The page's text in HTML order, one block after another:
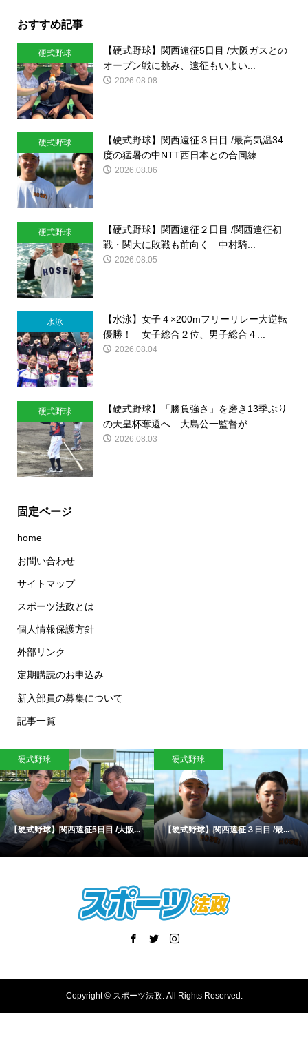
おすすめ記事
硬式野球
【硬式野球】関西遠征5日目 /大阪ガスとの
オープン戦に挑み、遠征もいよい...
2026.08.08
硬式野球
【硬式野球】関西遠征３日目 /最高気温34
度の猛暑の中NTT西日本との合同練...
2026.08.06
硬式野球
【硬式野球】関西遠征２日目 /関西遠征初
戦・関大に敗戦も前向く 中村騎...
2026.08.05
水泳
【水泳】女子４×200mフリーリレー大逆転
優勝！ 女子総合２位、男子総合４...
2026.08.04
硬式野球
【硬式野球】「勝負強さ」を磨き13季ぶり
の天皇杯奪還へ 大島公一監督が...
2026.08.03
固定ページ
home
お問い合わせ
サイトマップ
スポーツ法政とは
個人情報保護方針
外部リンク
定期購読のお申込み
新入部員の募集について
記事一覧
硬式野球
【硬式野球】関西遠征5日目 /大阪...
硬式野球
【硬式野球】関西遠征３日目 /最...
Copyright ©スポーツ法政. All Rights Reserved.